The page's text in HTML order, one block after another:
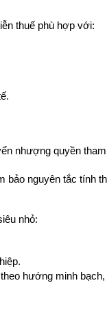
thuế phù hợp với:
nhượng quyền
bảo nguyên tắc tính
nhỏ:
hướng minh